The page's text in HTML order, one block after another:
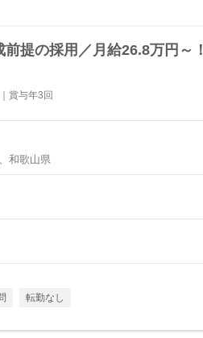
提の採用／月給26.8万円～！
賞与年3回
和歌山県
転勤なし